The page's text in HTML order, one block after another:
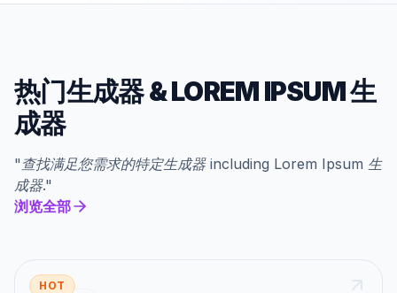
热门生成器&LOREM IPSUM 生
成器
" 查找满足您需求的特定生成器including Lorem Ipsum 生
成器."
浏览全部
HOT